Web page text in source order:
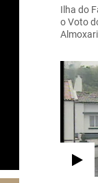
Ilha do
o Voto